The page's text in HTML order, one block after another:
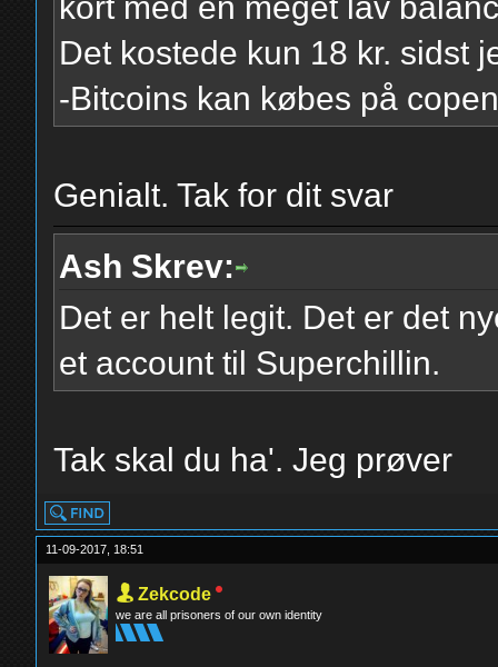
Det kostede kun 18 kr. sidst
-Bitcoins kan købes på
Genialt. Tak for dit svar
Ash Skrev:
Det er helt legit. Det er det
et account til Superchillin.
Tak skal du ha'. Jeg prøver
11-09-2017, 18:51
Zekcode
we are all prisoners of our own identity